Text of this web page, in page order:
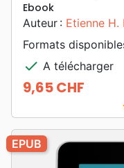
Ebook
Auteur : Etienne H.
Formats
check A télécharger
Prix
9,65 CHF
EPUB